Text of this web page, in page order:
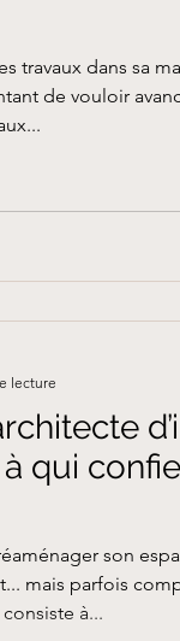
travaux dans sa
de vouloir
qui
son
mais parfois
à...
lecture